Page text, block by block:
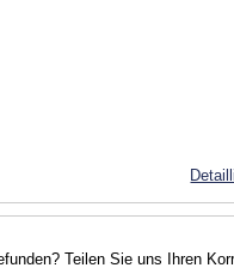
Teilen Sie uns Ihren